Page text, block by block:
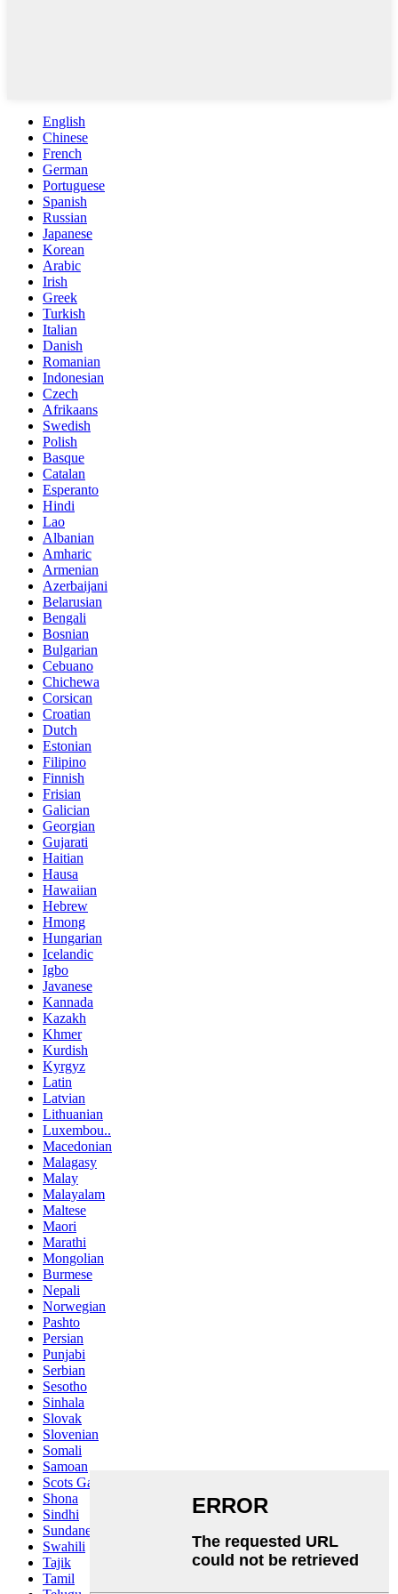
English
Chinese
French
German
Portuguese
Spanish
Russian
Japanese
Korean
Arabic
Irish
Greek
Turkish
Italian
Danish
Romanian
Indonesian
Czech
Afrikaans
Swedish
Polish
Basque
Catalan
Esperanto
Hindi
Lao
Albanian
Amharic
Armenian
Azerbaijani
Belarusian
Bengali
Bosnian
Bulgarian
Cebuano
Chichewa
Corsican
Croatian
Dutch
Estonian
Filipino
Finnish
Frisian
Galician
Georgian
Gujarati
Haitian
Hausa
Hawaiian
Hebrew
Hmong
Hungarian
Icelandic
Igbo
Javanese
Kannada
Kazakh
Khmer
Kurdish
Kyrgyz
Latin
Latvian
Lithuanian
Luxembou..
Macedonian
Malagasy
Malay
Malayalam
Maltese
Maori
Marathi
Mongolian
Burmese
Nepali
Norwegian
Pashto
Persian
Punjabi
Serbian
Sesotho
Sinhala
Slovak
Slovenian
Somali
Samoan
Scots Gaelic
Shona
Sindhi
Sundanese
Swahili
Tajik
Tamil